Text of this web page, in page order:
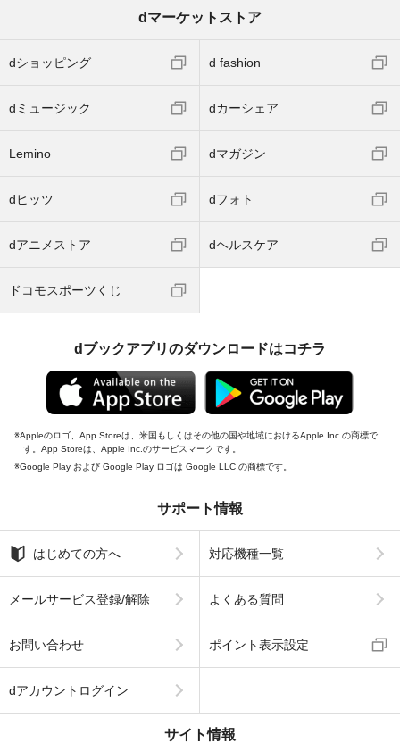
dマーケットストア
dショッピング d fashion
dミュージック dカーシェア
Lemino dマガジン
dヒッツ dフォト
dアニメストア dヘルスケア
ドコモスポーツくじ
dブックアプリのダウンロードはコチラ
Appleのロゴ、App Storeは、米国もしくはその他の国や地域におけるApple Inc.の商標で
す。App Storeは、Apple Inc.のサービスマークです。
Google Play および Google Play ロゴは Google LLC の商標です。
サポート情報
はじめての方へ 対応機種一覧
メールサービス登録/解除 よくある質問
お問い合わせ ポイント表示設定
dアカウントログイン
サイト情報